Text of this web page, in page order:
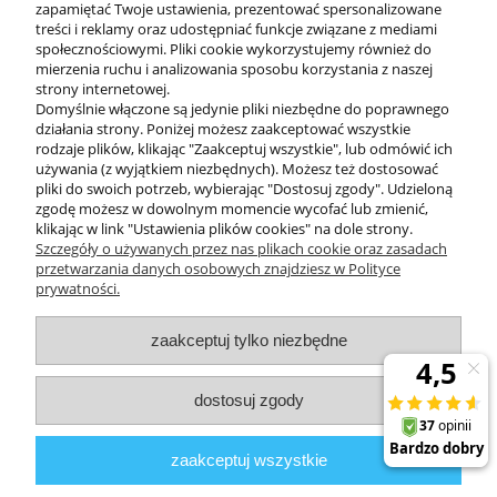
KONTAKT
DODATKOWE
MOJE KONTO
INFORMACJE
// ul. Przemysłowa 11a, 75-216 Koszalin // NIP669-050-03-43
// E-mail: sklep@zuma-line.pl
zapamiętać Twoje ustawienia, prezentować spersonalizowane
treści i reklamy oraz udostępniać funkcje związane z mediami
społecznościowymi. Pliki cookie wykorzystujemy również do
mierzenia ruchu i analizowania sposobu korzystania z naszej
strony internetowej.
Domyślnie włączone są jedynie pliki niezbędne do poprawnego
działania strony. Poniżej możesz zaakceptować wszystkie
rodzaje plików, klikając "Zaakceptuj wszystkie", lub odmówić ich
używania (z wyjątkiem niezbędnych). Możesz też dostosować
pliki do swoich potrzeb, wybierając "Dostosuj zgody". Udzieloną
zgodę możesz w dowolnym momencie wycofać lub zmienić,
klikając w link "Ustawienia plików cookies" na dole strony.
Szczegóły o używanych przez nas plikach cookie oraz zasadach
przetwarzania danych osobowych znajdziesz w Polityce
prywatności.
zaakceptuj tylko niezbędne
dostosuj zgody
zaakceptuj wszystkie